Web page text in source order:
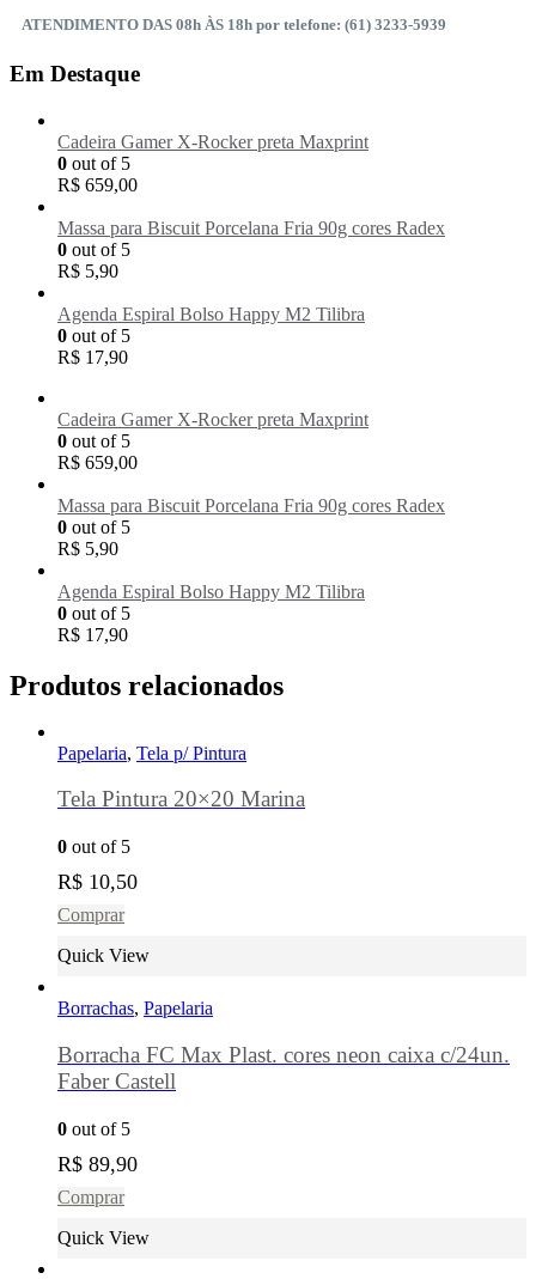
ATENDIMENTO DAS 08h ÀS 18h por telefone: (61) 3233-5939
Em Destaque
Cadeira Gamer X-Rocker preta Maxprint
0 out of 5
R$ 659,00
Massa para Biscuit Porcelana Fria 90g cores Radex
0 out of 5
R$ 5,90
Agenda Espiral Bolso Happy M2 Tilibra
0 out of 5
R$ 17,90
Cadeira Gamer X-Rocker preta Maxprint
0 out of 5
R$ 659,00
Massa para Biscuit Porcelana Fria 90g cores Radex
0 out of 5
R$ 5,90
Agenda Espiral Bolso Happy M2 Tilibra
0 out of 5
R$ 17,90
Produtos relacionados
Papelaria, Tela p/ Pintura
Tela Pintura 20×20 Marina
0 out of 5
R$ 10,50
Comprar
Quick View
Borrachas, Papelaria
Borracha FC Max Plast. cores neon caixa c/24un.
Faber Castell
0 out of 5
R$ 89,90
Comprar
Quick View